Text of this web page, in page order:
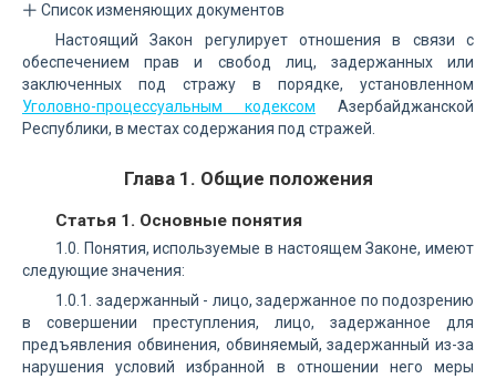
Список изменяющих документов
Настоящий Закон регулирует отношения в связи с
обеспечением прав и свобод лиц, задержанных или
заключенных под стражу в порядке, установленном
Уголовно-процессуальным кодексом Азербайджанской
Республики, в местах содержания под стражей.
Глава 1. Общие положения
Статья 1. Основные понятия
1.0. Понятия, используемые в настоящем Законе, имеют
следующие значения:
1.0.1. задержанный - лицо, задержанное по подозрению
в совершении преступления, лицо, задержанное для
предъявления обвинения, обвиняемый, задержанный из-за
нарушения условий избранной в отношении него меры